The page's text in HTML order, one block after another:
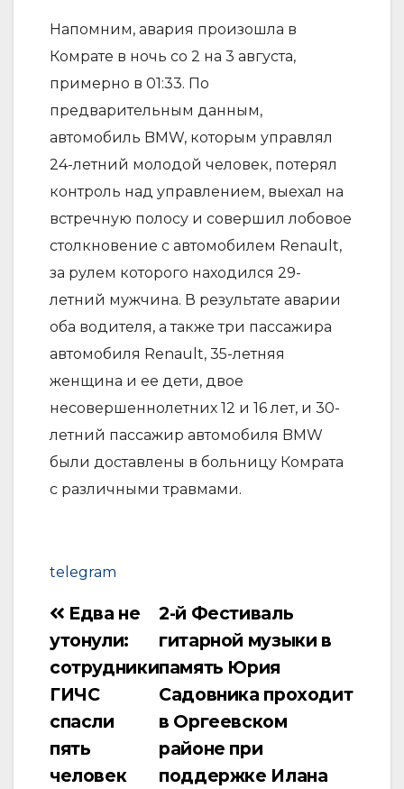
Напомним, авария произошла в
Комрате в ночь со 2 на 3 августа,
примерно в 01:33. По
предварительным данным,
автомобиль BMW, которым управлял
24-летний молодой человек, потерял
контроль над управлением, выехал на
встречную полосу и совершил лобовое
столкновение с автомобилем Renault,
за рулем которого находился 29-
летний мужчина. В результате аварии
оба водителя, а также три пассажира
автомобиля Renault, 35-летняя
женщина и ее дети, двое
несовершеннолетних 12 и 16 лет, и 30-
летний пассажир автомобиля BMW
были доставлены в больницу Комрата
с различными травмами.
telegram
Навигация
по
записям
2-й Фестиваль
гитарной музыки в
память Юрия
Садовника проходит
в Оргеевском
районе при
поддержке Илана
Едва не
утонули:
сотрудники
ГИЧС
спасли
пять
человек